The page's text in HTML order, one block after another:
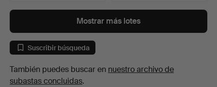
Mostrar más lotes
Suscribir búsqueda
También puedes buscar en nuestro archivo de
subastas concluidas.